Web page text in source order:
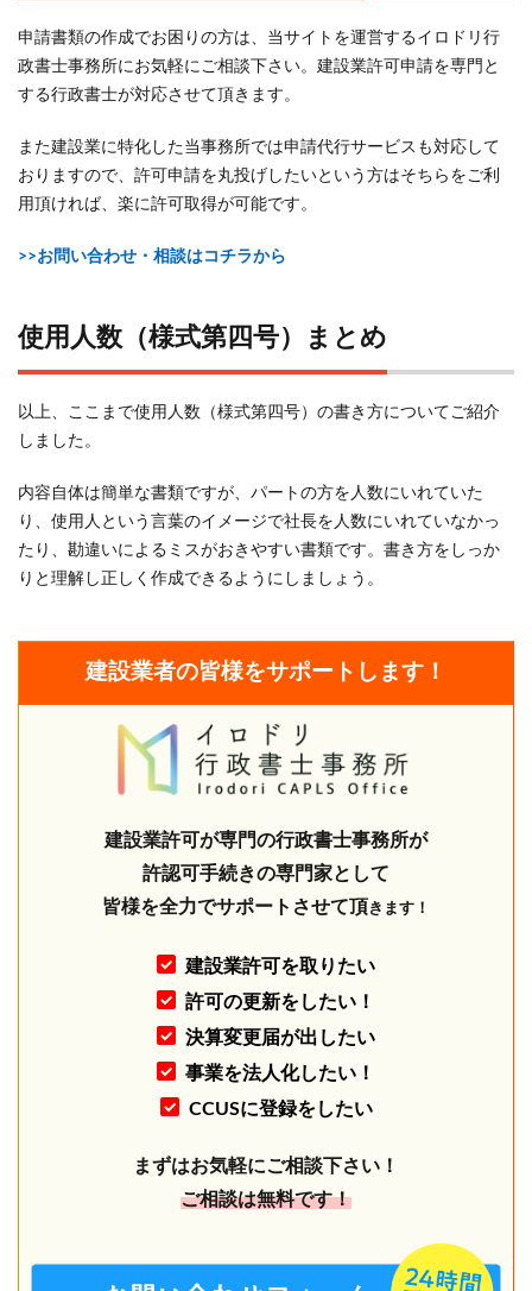
申請書類の作成でお困りの方は、当サイトを運営するイロドリ行
政書士事務所にお気軽にご相談下さい。建設業許可申請を専門と
する行政書士が対応させて頂きます。
また建設業に特化した当事務所では申請代行サービスも対応して
おりますので、許可申請を丸投げしたいという方はそちらをご利
用頂ければ、楽に許可取得が可能です。
>>お問い合わせ・相談はコチラから
使用人数（様式第四号）まとめ
以上、ここまで使用人数（様式第四号）の書き方についてご紹介
しました。
内容自体は簡単な書類ですが、パートの方を人数にいれていた
り、使用人という言葉のイメージで社長を人数にいれていなかっ
たり、勘違いによるミスがおきやすい書類です。書き方をしっか
りと理解し正しく作成できるようにしましょう。
建設業者の皆様をサポートします！
建設業許可が専門の行政書士事務所が
許認可手続きの専門家として
皆様を全力でサポートさせて頂きます！
建設業許可を取りたい
許可の更新をしたい！
決算変更届が出したい
事業を法人化したい！
CCUSに登録をしたい
まずはお気軽にご相談下さい！
ご相談は無料です！